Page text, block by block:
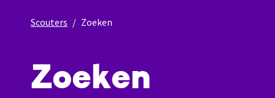
Scouters Zoeken
Zoeken